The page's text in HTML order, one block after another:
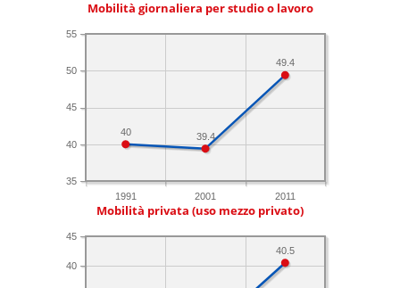
Mobilità giornaliera per studio o lavoro
1991 2001 2011
35
40
45
50
55
49.4
39.4
40
Mobilità privata (uso mezzo privato)
40
45
40.5